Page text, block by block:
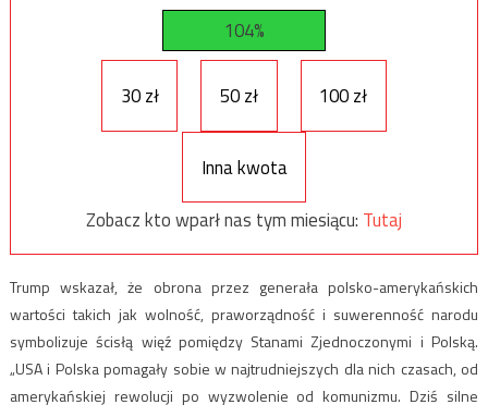
104%
30 zł 50 zł 100 zł
Inna kwota
Zobacz kto wparł nas tym miesiącu: Tutaj
Trump wskazał, że obrona przez generała polsko-amerykańskich
wartości takich jak wolność, praworządność i suwerenność narodu
symbolizuje ścisłą więź pomiędzy Stanami Zjednoczonymi i Polską.
„USA i Polska pomagały sobie w najtrudniejszych dla nich czasach, od
amerykańskiej rewolucji po wyzwolenie od komunizmu. Dziś silne